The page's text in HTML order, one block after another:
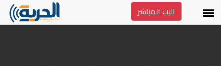
البث المباشر